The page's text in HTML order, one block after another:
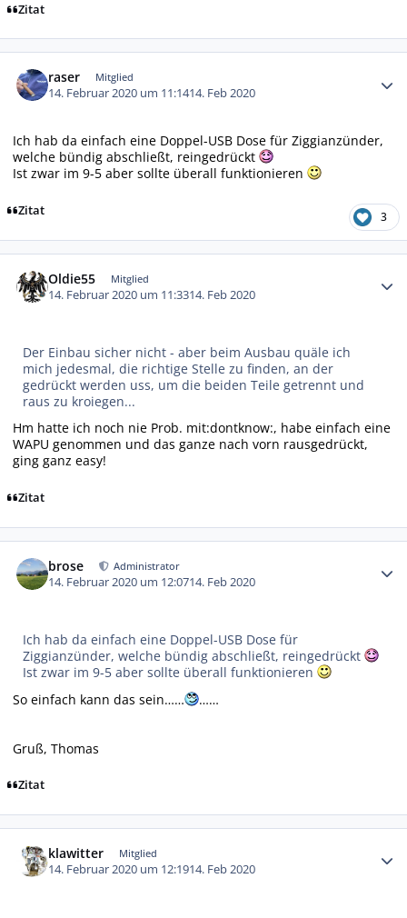
Zitat
raser Mitglied
14. Februar 2020 um 11:1414. Feb 2020
Ich hab da einfach eine Doppel-USB Dose für Ziggianzünder,
welche bündig abschließt, reingedrückt
Ist zwar im 9-5 aber sollte überall funktionieren
Zitat 3
Oldie55 Mitglied
14. Februar 2020 um 11:3314. Feb 2020
Der Einbau sicher nicht - aber beim Ausbau quäle ich
mich jedesmal, die richtige Stelle zu finden, an der
gedrückt werden uss, um die beiden Teile getrennt und
raus zu kroiegen...
Hm hatte ich noch nie Prob. mit:dontknow:, habe einfach eine
WAPU genommen und das ganze nach vorn rausgedrückt,
ging ganz easy!
Zitat
brose Administrator
14. Februar 2020 um 12:0714. Feb 2020
Ich hab da einfach eine Doppel-USB Dose für
Ziggianzünder, welche bündig abschließt, reingedrückt
Ist zwar im 9-5 aber sollte überall funktionieren
So einfach kann das sein……
……
Gruß, Thomas
Zitat
klawitter Mitglied
14. Februar 2020 um 12:1914. Feb 2020